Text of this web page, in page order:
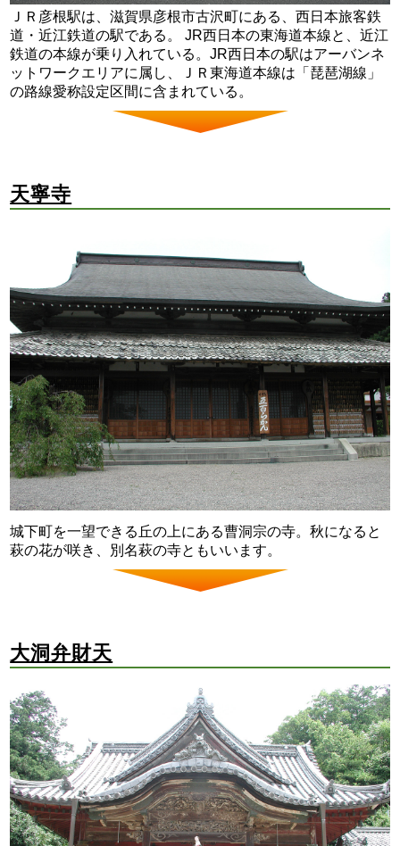
ＪＲ彦根駅は、滋賀県彦根市古沢町にある、西日本旅客鉄
道・近江鉄道の駅である。 JR西日本の東海道本線と、近江
鉄道の本線が乗り入れている。JR西日本の駅はアーバンネ
ットワークエリアに属し、ＪＲ東海道本線は「琵琶湖線」
の路線愛称設定区間に含まれている。
天寧寺
城下町を一望できる丘の上にある曹洞宗の寺。秋になると
萩の花が咲き、別名萩の寺ともいいます。
大洞弁財天